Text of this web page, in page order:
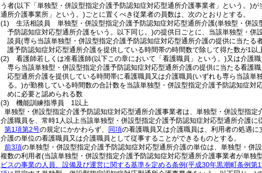
う者(以下「単独型・併設型指定介護予防認知症対応型通所介護事業者」という。)が
通所介護事業所」という。)ごとに置くべき従業者の員数は、次のとおりとする。
(1)
生活相談員 単独型・併設型指定介護予防認知症対応型通所介護(単独型・併設
予防認知症対応型通所介護をいう。以下同じ。)の提供日ごとに、当該単独型・併
談員(専ら当該単独型・併設型指定介護予防認知症対応型通所介護の提供に当たる
護予防認知症対応型通所介護を提供している時間帯の時間数で除して得た数が1以
(2)
看護師若しくは准看護師(以下この章において「看護職員」という。)又は介護
専ら当該単独型・併設型指定介護予防認知症対応型通所介護の提供に当たる看護
応型通所介護を提供している時間帯に看護職員又は介護職員(いずれも専ら当該単
る。)が勤務している時間数の合計数を当該単独型・併設型指定介護予防認知症
めに必要と認められる数
(3)
機能訓練指導員 1以上
単独型・併設型指定介護予防認知症対応型通所介護事業者は、単独型・併設型指定
介護職員を、常時1人以上当該単独型・併設型指定介護予防認知症対応型通所介護に
第1項第2号の規定にかかわらず、 同項の看護職員又は介護職員は、利用者の処遇
介護の単位の看護職員又は介護職員として従事することができるものとする。
前3項の単独型・併設型指定介護予防認知症対応型通所介護の単位は、単独型・併
複数の利用者(当該単独型・併設型指定介護予防認知症対応型通所介護事業者が単独
ビスの事業の人員、設備及び運営に関する基準を定める条例(平成30年黒潮町条例第